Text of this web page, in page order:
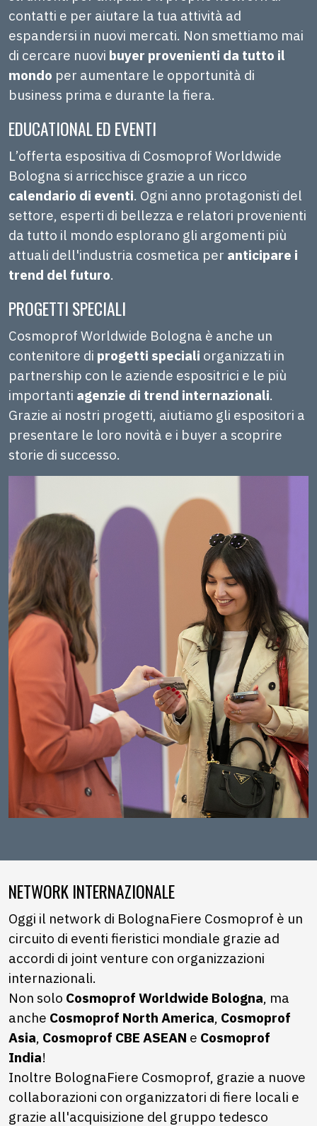
contatti e per aiutare la tua attività ad
espandersi in nuovi mercati. Non smettiamo mai
di cercare nuovi buyer provenienti da tutto il
mondo per aumentare le opportunità di
business prima e durante la fiera.
EDUCATIONAL ED EVENTI
L’offerta espositiva di Cosmoprof Worldwide
Bologna si arricchisce grazie a un ricco
calendario di eventi. Ogni anno protagonisti del
settore, esperti di bellezza e relatori provenienti
da tutto il mondo esplorano gli argomenti più
attuali dell'industria cosmetica per anticipare i
trend del futuro.
PROGETTI SPECIALI
Cosmoprof Worldwide Bologna è anche un
contenitore di progetti speciali organizzati in
partnership con le aziende espositrici e le più
importanti agenzie di trend internazionali.
Grazie ai nostri progetti, aiutiamo gli espositori a
presentare le loro novità e i buyer a scoprire
storie di successo.
NETWORK INTERNAZIONALE
Oggi il network di BolognaFiere Cosmoprof è un
circuito di eventi fieristici mondiale grazie ad
accordi di joint venture con organizzazioni
internazionali.
Non solo Cosmoprof Worldwide Bologna, ma
anche Cosmoprof North America, Cosmoprof
Asia, Cosmoprof CBE ASEAN e Cosmoprof
India!
Inoltre BolognaFiere Cosmoprof, grazie a nuove
collaborazioni con organizzatori di fiere locali e
grazie all'acquisizione del gruppo tedesco